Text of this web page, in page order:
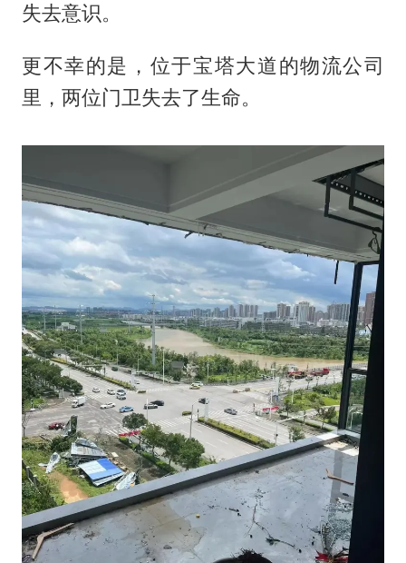
失去意识。
更不幸的是，位于宝塔大道的物流公司
里，两位门卫失去了生命。